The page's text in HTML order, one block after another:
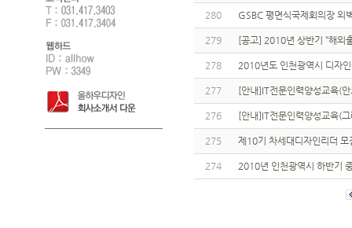
280 GSBC 평면식국제회의장 외
279 [공고] 2010년 상반기 “해외
278 2010년도 인천광역시 디자
277 [안내]IT전문인력양성교육(
276 [안내]IT전문인력양성교육(
275 제10기 차세대디자인리더
274 2010년 인천광역시 하반기